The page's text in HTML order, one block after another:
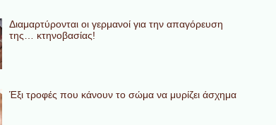
Διαμαρτύρονται οι γερμανοί για την απαγόρευση
της… κτηνοβασίας!
Έξι τροφές που κάνουν το σώμα να μυρίζει άσχημα